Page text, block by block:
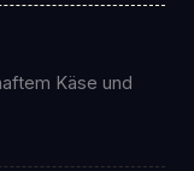
Käse und